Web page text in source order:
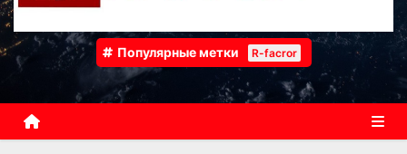
Популярные метки R-facror